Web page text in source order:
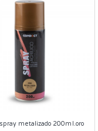
metalizado 200ml.oro